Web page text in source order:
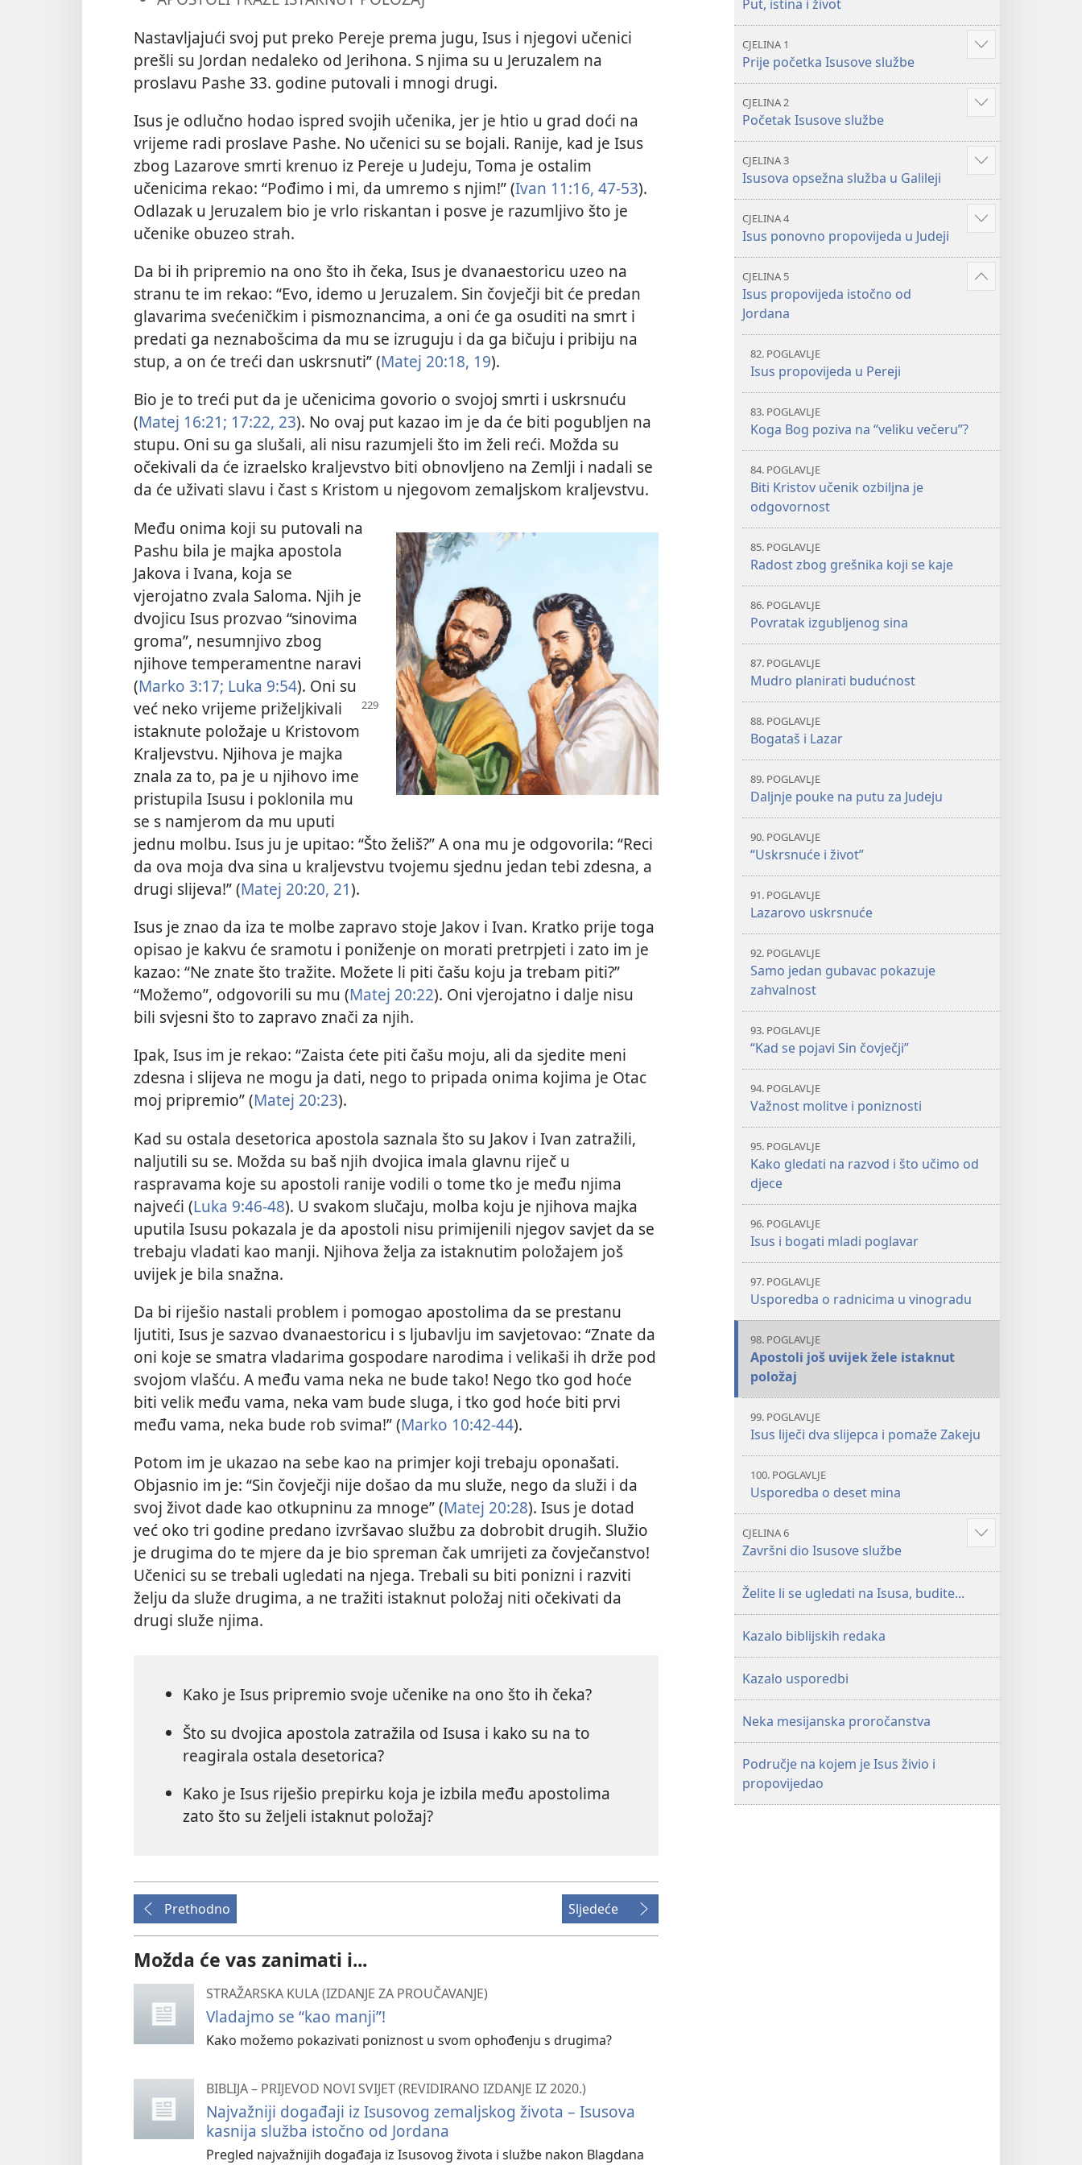
Nastavljajući svoj put preko Pereje prema jugu, Isus i njegovi učenici
prešli su Jordan nedaleko od Jerihona. S njima su u Jeruzalem na
proslavu Pashe 33. godine putovali i mnogi drugi.
Isus je odlučno hodao ispred svojih učenika, jer je htio u grad doći na
vrijeme radi proslave Pashe. No učenici su se bojali. Ranije, kad je Isus
zbog Lazarove smrti krenuo iz Pereje u Judeju, Toma je ostalim
učenicima rekao: “Pođimo i mi, da umremo s njim!” (Ivan 11:16, 47-53).
Odlazak u Jeruzalem bio je vrlo riskantan i posve je razumljivo što je
učenike obuzeo strah.
Da bi ih pripremio na ono što ih čeka, Isus je dvanaestoricu uzeo na
stranu te im rekao: “Evo, idemo u Jeruzalem. Sin čovječji bit će predan
glavarima svećeničkim i pismoznancima, a oni će ga osuditi na smrt i
predati ga neznabošcima da mu se izruguju i da ga bičuju i pribiju na
stup, a on će treći dan uskrsnuti” (Matej 20:18, 19).
Bio je to treći put da je učenicima govorio o svojoj smrti i uskrsnuću
(Matej 16:21; 17:22, 23). No ovaj put kazao im je da će biti pogubljen na
stupu. Oni su ga slušali, ali nisu razumjeli što im želi reći. Možda su
očekivali da će izraelsko kraljevstvo biti obnovljeno na Zemlji i nadali se
da će uživati slavu i čast s Kristom u njegovom zemaljskom kraljevstvu.
Među onima koji su putovali na
Pashu bila je majka apostola
Jakova i Ivana, koja se
vjerojatno zvala Saloma. Njih je
dvojicu Isus prozvao “sinovima
groma”, nesumnjivo zbog
njihove temperamentne naravi
(Marko 3:17; Luka 9:54). Oni su
već neko vrijeme priželjkivali
istaknute položaje u Kristovom
Kraljevstvu. Njihova je majka
znala za to, pa je u njihovo ime
pristupila Isusu i poklonila mu
se s namjerom da mu uputi
jednu molbu. Isus ju je upitao: “Što želiš?” A ona mu je odgovorila: “Reci
da ova moja dva sina u kraljevstvu tvojemu sjednu jedan tebi zdesna, a
drugi slijeva!” (Matej 20:20, 21).
Isus je znao da iza te molbe zapravo stoje Jakov i Ivan. Kratko prije toga
opisao je kakvu će sramotu i poniženje on morati pretrpjeti i zato im je
kazao: “Ne znate što tražite. Možete li piti čašu koju ja trebam piti?”
“Možemo”, odgovorili su mu (Matej 20:22). Oni vjerojatno i dalje nisu
bili svjesni što to zapravo znači za njih.
Ipak, Isus im je rekao: “Zaista ćete piti čašu moju, ali da sjedite meni
zdesna i slijeva ne mogu ja dati, nego to pripada onima kojima je Otac
moj pripremio” (Matej 20:23).
Kad su ostala desetorica apostola saznala što su Jakov i Ivan zatražili,
naljutili su se. Možda su baš njih dvojica imala glavnu riječ u
raspravama koje su apostoli ranije vodili o tome tko je među njima
najveći (Luka 9:46-48). U svakom slučaju, molba koju je njihova majka
uputila Isusu pokazala je da apostoli nisu primijenili njegov savjet da se
trebaju vladati kao manji. Njihova želja za istaknutim položajem još
uvijek je bila snažna.
Da bi riješio nastali problem i pomogao apostolima da se prestanu
ljutiti, Isus je sazvao dvanaestoricu i s ljubavlju im savjetovao: “Znate da
oni koje se smatra vladarima gospodare narodima i velikaši ih drže pod
svojom vlašću. A među vama neka ne bude tako! Nego tko god hoće
biti velik među vama, neka vam bude sluga, i tko god hoće biti prvi
među vama, neka bude rob svima!” (Marko 10:42-44).
Potom im je ukazao na sebe kao na primjer koji trebaju oponašati.
Objasnio im je: “Sin čovječji nije došao da mu služe, nego da služi i da
svoj život dade kao otkupninu za mnoge” (Matej 20:28). Isus je dotad
već oko tri godine predano izvršavao službu za dobrobit drugih. Služio
je drugima do te mjere da je bio spreman čak umrijeti za čovječanstvo!
Učenici su se trebali ugledati na njega. Trebali su biti ponizni i razviti
želju da služe drugima, a ne tražiti istaknut položaj niti očekivati da
drugi služe njima.
Kako je Isus pripremio svoje učenike na ono što ih čeka?
Što su dvojica apostola zatražila od Isusa i kako su na to
reagirala ostala desetorica?
Kako je Isus riješio prepirku koja je izbila među apostolima
zato što su željeli istaknut položaj?
Prethodno Sljedeće
Možda će vas zanimati i...
STRAŽARSKA KULA (IZDANJE ZA PROUČAVANJE)
Vladajmo se “kao manji”!
Kako možemo pokazivati poniznost u svom ophođenju s drugima?
BIBLIJA – PRIJEVOD NOVI SVIJET (REVIDIRANO IZDANJE IZ 2020.)
Najvažniji događaji iz Isusovog zemaljskog života – Isusova
kasnija služba istočno od Jordana
Pregled najvažnijih događaja iz Isusovog života i službe nakon Blagdana
Put, istina i život
CJELINA 1
Prije početka Isusove službe
Prikaži
CJELINA 2
Početak Isusove službe
Prikaži
CJELINA 3
Isusova opsežna služba u Galileji
Prikaži
CJELINA 4
Isus ponovno propovijeda u Judeji
Prikaži
CJELINA 5
Isus propovijeda istočno od
Jordana
Prikaži
82. POGLAVLJE
Isus propovijeda u Pereji
83. POGLAVLJE
Koga Bog poziva na “veliku večeru”?
84. POGLAVLJE
Biti Kristov učenik ozbiljna je
odgovornost
85. POGLAVLJE
Radost zbog grešnika koji se kaje
86. POGLAVLJE
Povratak izgubljenog sina
87. POGLAVLJE
Mudro planirati budućnost
88. POGLAVLJE
Bogataš i Lazar
89. POGLAVLJE
Daljnje pouke na putu za Judeju
90. POGLAVLJE
“Uskrsnuće i život”
91. POGLAVLJE
Lazarovo uskrsnuće
92. POGLAVLJE
Samo jedan gubavac pokazuje
zahvalnost
93. POGLAVLJE
“Kad se pojavi Sin čovječji”
94. POGLAVLJE
Važnost molitve i poniznosti
95. POGLAVLJE
Kako gledati na razvod i što učimo od
djece
96. POGLAVLJE
Isus i bogati mladi poglavar
97. POGLAVLJE
Usporedba o radnicima u vinogradu
98. POGLAVLJE
Apostoli još uvijek žele istaknut
položaj
99. POGLAVLJE
Isus liječi dva slijepca i pomaže Zakeju
100. POGLAVLJE
Usporedba o deset mina
CJELINA 6
Završni dio Isusove službe
Prikaži
Želite li se ugledati na Isusa, budite...
Kazalo biblijskih redaka
Kazalo usporedbi
Neka mesijanska proročanstva
Područje na kojem je Isus živio i
propovijedao